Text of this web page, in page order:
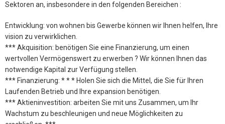
Sektoren an, insbesondere in den folgenden Bereichen :
Entwicklung: von wohnen bis Gewerbe können wir Ihnen helfen, Ihre
vision zu verwirklichen.
*** Akquisition: benötigen Sie eine Finanzierung, um einen
wertvollen Vermögenswert zu erwerben ? Wir können Ihnen das
notwendige Kapital zur Verfügung stellen.
*** Finanzierung: * * * Holen Sie sich die Mittel, die Sie für Ihren
Laufenden Betrieb und Ihre expansion benötigen.
*** Aktieninvestition: arbeiten Sie mit uns Zusammen, um Ihr
Wachstum zu beschleunigen und neue Möglichkeiten zu